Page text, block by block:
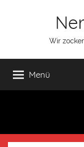
Wir
Menü